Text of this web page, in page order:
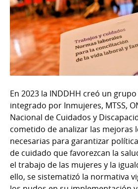
En 2023 la INDDHH creó un
integrado por Inmujeres, MTSS,
Nacional de Cuidados y
cometido de analizar las mejoras
necesarias para garantizar
de cuidado que favorezcan la
el trabajo de las mujeres y la
ello, se sistematizó la normativa